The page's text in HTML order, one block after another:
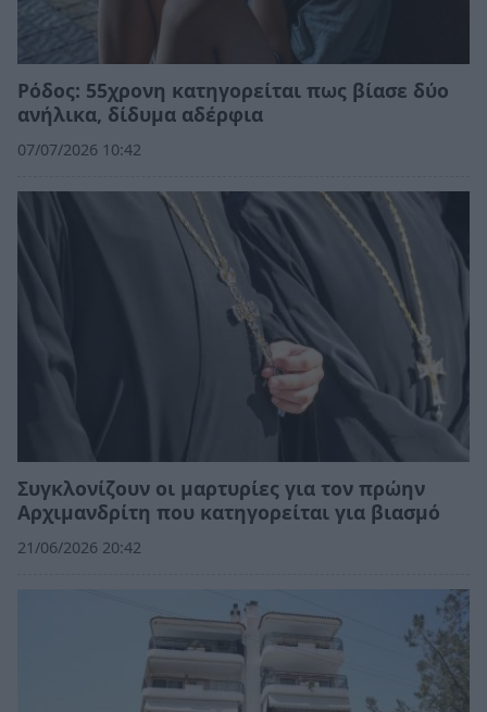
Ρόδος: 55χρονη κατηγορείται πως βίασε δύο
ανήλικα, δίδυμα αδέρφια
07/07/2026 10:42
Συγκλονίζουν οι μαρτυρίες για τον πρώην
Αρχιμανδρίτη που κατηγορείται για βιασμό
21/06/2026 20:42